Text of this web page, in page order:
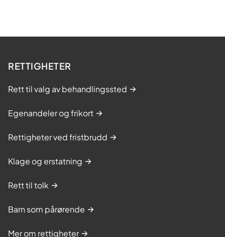
RETTIGHETER
Rett til valg av behandlingssted
Egenandeler og frikort
Rettigheter ved fristbrudd
Klage og erstatning
Rett til tolk
Barn som pårørende
Mer om rettigheter